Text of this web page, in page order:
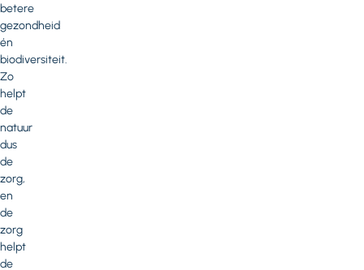
betere
gezondheid
én
biodiversiteit.
Zo
helpt
de
natuur
dus
de
zorg,
en
de
zorg
helpt
de